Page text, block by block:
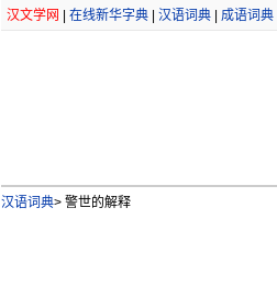
汉文学网 在线新华字典| 汉语词典| 成语词典|
汉语词典>警世的解释